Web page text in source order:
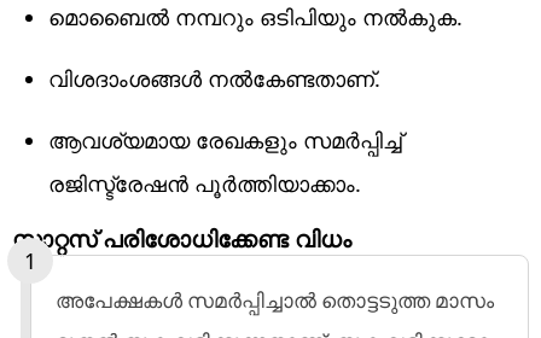
മൊബൈൽ നമ്പറും ഒടിപിയും നൽകുക.
വിശദാംശങ്ങൾ നൽകേണ്ടതാണ്.
ആവശ്യമായ രേഖകളും സമർപ്പിച്ച്
രജിസ്ട്രേഷൻ പൂർത്തിയാക്കാം.
സ്റ്റാറ്റസ് പരിശോധിക്കേണ്ട വിധം
അപേക്ഷകൾ സമർപ്പിച്ചാൽ തൊട്ടടുത്ത മാസം